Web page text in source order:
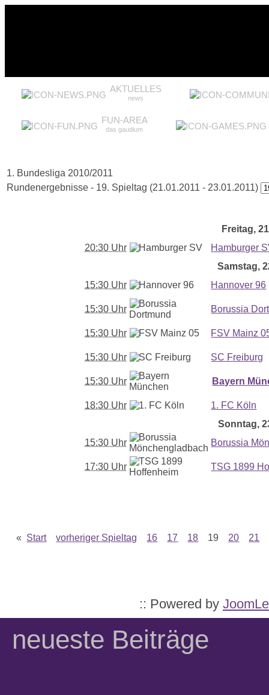
AKTUELLES
news
FUN-AREA
das gaudium
1. Bundesliga 2010/2011
Rundenergebnisse - 19. Spieltag (21.01.2011 - 23.01.2011)
Freitag,
20:30 Uhr
Hamburger
Samstag,
15:30 Uhr
Hannover 96
15:30 Uhr Borussia
15:30 Uhr FSV Mainz
15:30 Uhr SC Freiburg
15:30 Uhr Bayern
18:30 Uhr
1. FC Köln
Sonntag,
15:30 Uhr
Borussia
17:30 Uhr TSG 1899
« Start vorheriger Spieltag 16 17 18 19 20 21
:: Powered by
neueste Beiträge